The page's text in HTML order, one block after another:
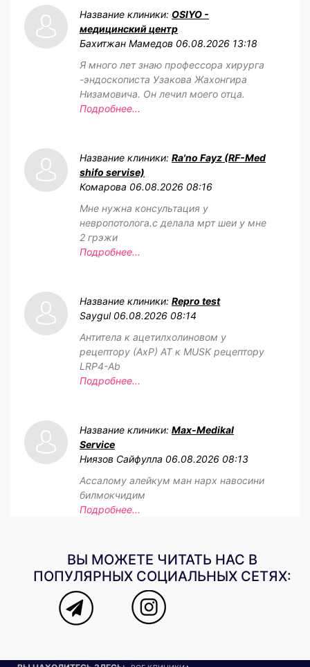
Название клиники: OSIYO -
медицинский центр
Бахитжан Мамедов 06.08.2026 13:18
Я много лет знаю профессора хирурга
-эндоскописта Узакова Жахонгира
Низамовича. Он лечил моего отца.
Подробнее...
Название клиники: Ra'no Fayz (RF-Med
shifo servise)
Комарова 06.08.2026 08:16
Мне нужна консультация у
невропотолога.с делала мрт шеи у мне
2 грэжи
Подробнее...
Название клиники: Repro test
Saygul 06.08.2026 08:14
Антитела к ацетилхолиновом у
рецептору (АхР) АТ к MUSK рецептору
LRP4-Ab
Подробнее...
Название клиники: Max-Medikal
Service
Ниязов Сайфулла 06.08.2026 08:13
Ассалому алейкум ман нарх навосини
билмокчидим
Подробнее...
ВЫ МОЖЕТЕ ЧИТАТЬ НАС В
ПОПУЛЯРНЫХ СОЦИАЛЬНЫХ СЕТЯХ: